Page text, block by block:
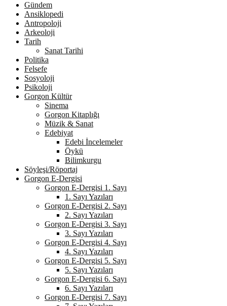
Gündem
Ansiklopedi
Antropoloji
Arkeoloji
Tarih
Sanat Tarihi
Politika
Felsefe
Sosyoloji
Psikoloji
Gorgon Kültür
Sinema
Gorgon Kitaplığı
Müzik & Sanat
Edebiyat
Edebi İncelemeler
Öykü
Bilimkurgu
Söyleşi/Röportaj
Gorgon E-Dergisi
Gorgon E-Dergisi 1. Sayı
1. Sayı Yazıları
Gorgon E-Dergisi 2. Sayı
2. Sayı Yazıları
Gorgon E-Dergisi 3. Sayı
3. Sayı Yazıları
Gorgon E-Dergisi 4. Sayı
4. Sayı Yazıları
Gorgon E-Dergisi 5. Sayı
5. Sayı Yazıları
Gorgon E-Dergisi 6. Sayı
6. Sayı Yazıları
Gorgon E-Dergisi 7. Sayı